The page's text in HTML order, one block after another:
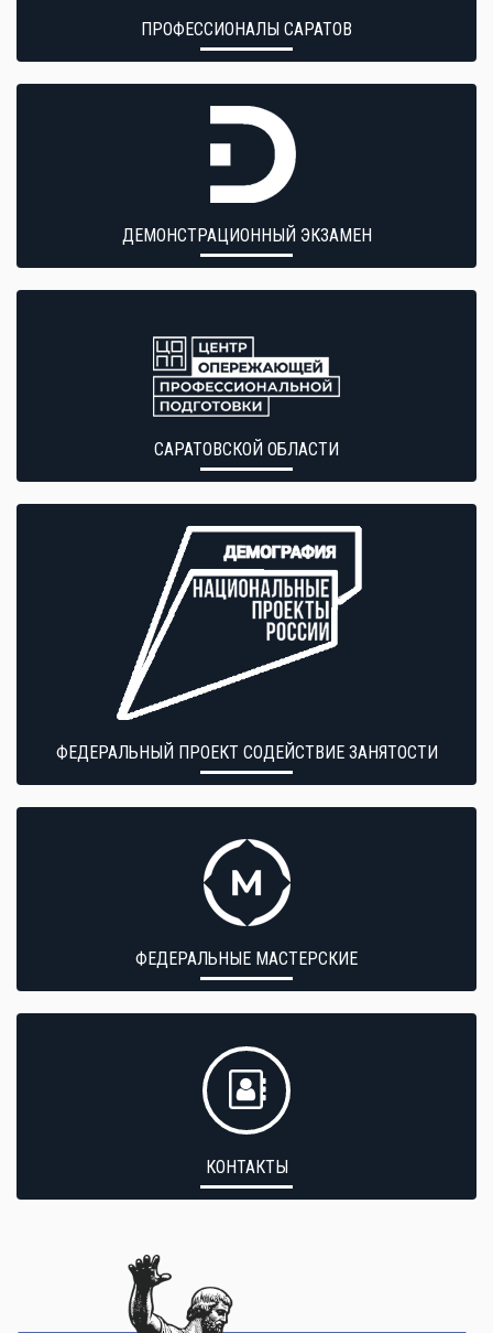
ПРОФЕССИОНАЛЫ САРАТОВ
ДЕМОНСТРАЦИОННЫЙ ЭКЗАМЕН
САРАТОВСКОЙ ОБЛАСТИ
ФЕДЕРАЛЬНЫЙ ПРОЕКТ СОДЕЙСТВИЕ ЗАНЯТОСТИ
ФЕДЕРАЛЬНЫЕ МАСТЕРСКИЕ
КОНТАКТЫ